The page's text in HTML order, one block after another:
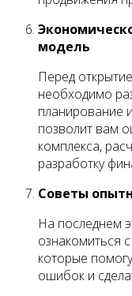
модель
Перед
необходимо
планирование
позволит вам
комплекса,
разработку
Советы
На последнем
ознакомиться
которые
ошибок и